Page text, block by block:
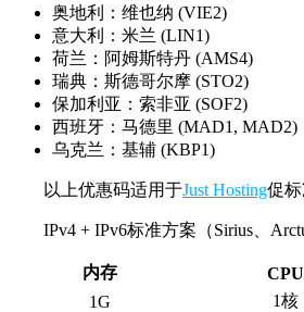
奥地利：维也纳 (VIE2)
意大利：米兰 (LIN1)
荷兰：阿姆斯特丹 (AMS4)
瑞典：斯德哥尔摩 (STO2)
保加利亚：索非亚 (SOF2)
西班牙：马德里 (MAD1, MAD2)
乌克兰：基辅 (KBP1)
以上优惠码适用于Just Hosting促标
IPv4 + IPv6标准方案（Sirius、
内存 CPU
1G
1核